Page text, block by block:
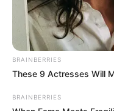
BRAINBERRIES
These 9 Actresses Will
BRAINBERRIES